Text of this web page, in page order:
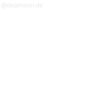
@dealmoon.de